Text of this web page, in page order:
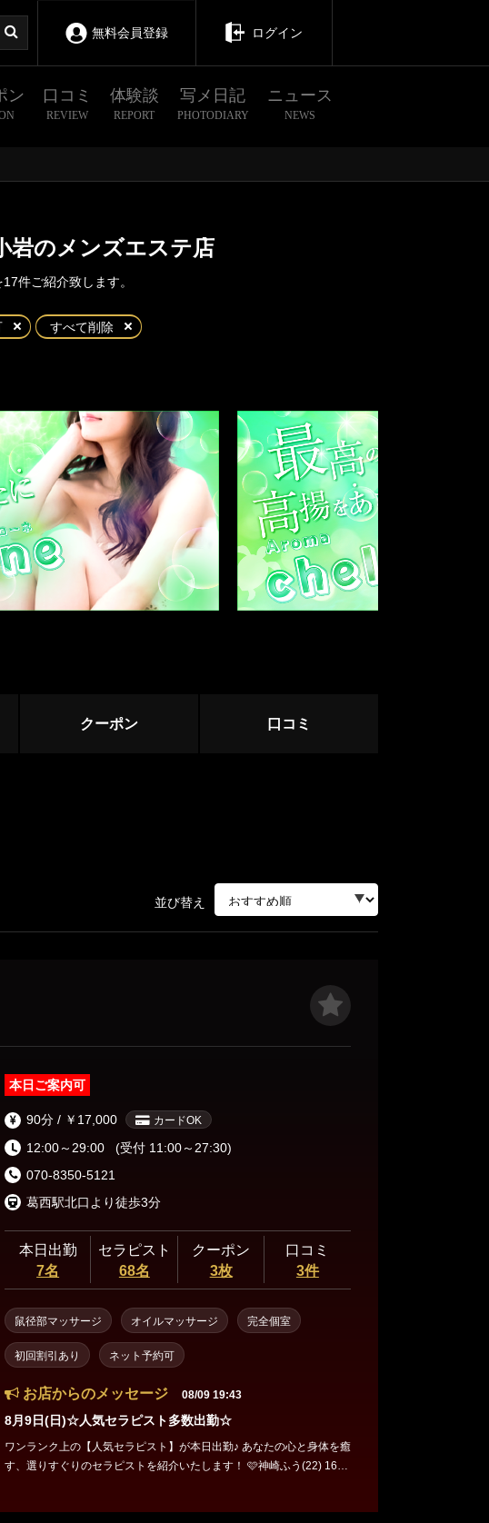
無料会員登録 ログイン
ン 口コミ
REVIEW
体験談
REPORT
写メ日記
PHOTODIARY
ニュース
NEWS
岩のメンズエステ店
件ご紹介致します。
すべて削除
クーポン 口コミ
並び替え
本日ご案内可
90分 / ￥17,000 カードOK
12:00～29:00
(受付 11:00～27:30)
070-8350-5121
葛西駅北口より徒歩3分
本日出勤
7名
セラピスト
68名
クーポン
3枚
口コミ
3件
鼠径部マッサージ オイルマッサージ 完全個室
初回割引あり ネット予約可
お店からのメッセージ 08/09 19:43
8月9日(日)☆人気セラピスト多数出勤☆
ワンランク上の【人気セラピスト】が本日出勤♪ あなたの心と身体を癒
す、選りすぐりのセラピストを紹介いたします！ 🩷神崎ふう(22) 161c
高田馬場 中野・高円寺・荻窪
武蔵小金井 下北沢・明大前
中 立川・八王子・町田
坂・青山
人形町・茅場町・門前仲町
岩・新小岩 飯田橋・神楽坂・水道橋
徒町・浅草
綾瀬・亀有
ョン